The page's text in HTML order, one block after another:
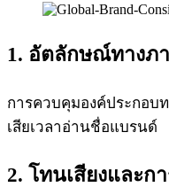
1. อัตลักษณ์ทางภ
การควบคุมองค์ประกอบ
เสียเวลาอ่านชื่อแบรนด์
2. โทนเสียงและก